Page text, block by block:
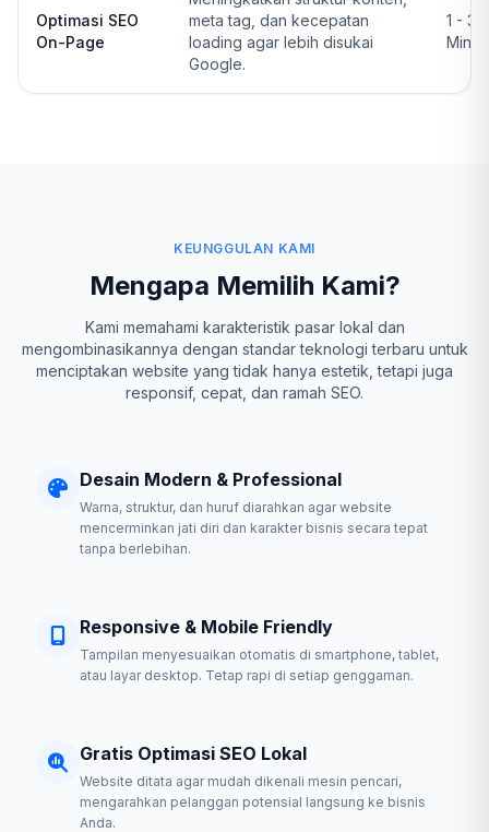
Optimasi SEO
On-Page
meta tag, dan kecepatan
loading agar lebih disukai
Google.
1 - 3
KEUNGGULAN KAMI
Mengapa Memilih Kami?
Kami memahami karakteristik pasar lokal dan
mengombinasikannya dengan standar teknologi terbaru untuk
menciptakan website yang tidak hanya estetik, tetapi juga
responsif, cepat, dan ramah SEO.
Desain Modern & Professional
Warna, struktur, dan huruf diarahkan agar website
mencerminkan jati diri dan karakter bisnis secara tepat
tanpa berlebihan.
Responsive & Mobile Friendly
Tampilan menyesuaikan otomatis di smartphone, tablet,
atau layar desktop. Tetap rapi di setiap genggaman.
Gratis Optimasi SEO Lokal
Website ditata agar mudah dikenali mesin pencari,
mengarahkan pelanggan potensial langsung ke bisnis
Anda.